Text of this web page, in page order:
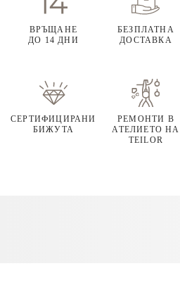
ВРЪЩАНЕ
ДО 14 ДНИ
БЕЗПЛАТНА
ДОСТАВКА
СЕРТИФИЦИРАНИ
БИЖУТА
РЕМОНТИ В
АТЕЛИЕТО НА
TEILOR